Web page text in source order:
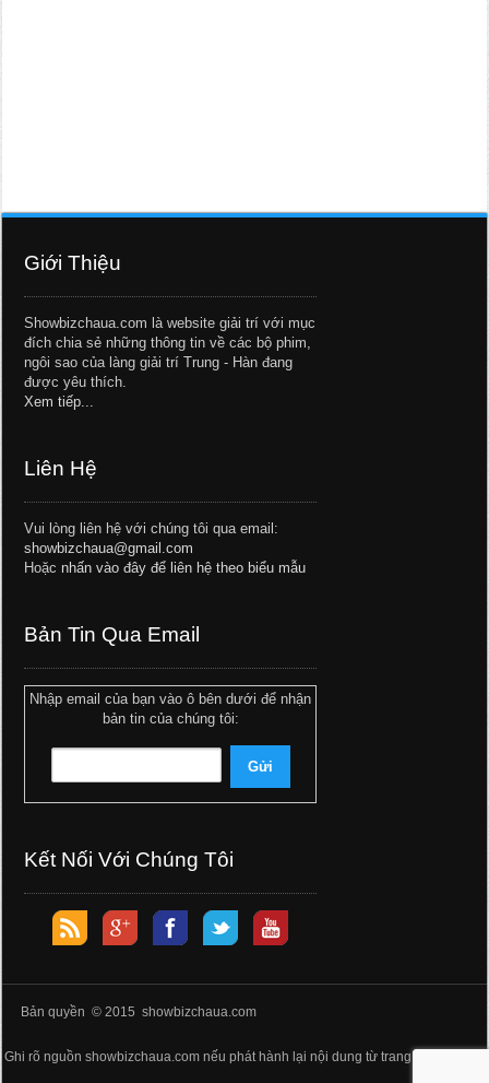
Giới Thiệu
Showbizchaua.com là website giải trí với mục
đích chia sẻ những thông tin về các bộ phim,
ngôi sao của làng giải trí Trung - Hàn đang
được yêu thích.
Xem tiếp...
Liên Hệ
Vui lòng liên hệ với chúng tôi qua email:
showbizchaua@gmail.com
Hoặc nhấn vào đây để liên hệ theo biểu mẫu
Bản Tin Qua Email
Nhập email của bạn vào ô bên dưới để nhận
bản tin của chúng tôi:
Kết Nối Với Chúng Tôi
Bản quyền © 2015 showbizchaua.com
Ghi rõ nguồn showbizchaua.com nếu phát hành lại nội dung từ trang web này